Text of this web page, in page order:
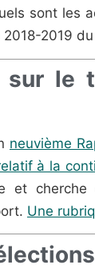
sont les
2019
le
neuvième
à la
cherche
Une